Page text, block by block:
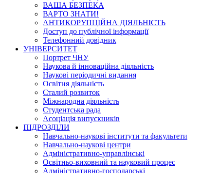
ВАША БЕЗПЕКА
ВАРТО ЗНАТИ!
АНТИКОРУПЦІЙНА ДІЯЛЬНІСТЬ
Доступ до публічної інформації
Телефонний довідник
УНІВЕРСИТЕТ
Портрет ЧНУ
Наукова й інноваційна діяльність
Наукові періодичні видання
Освітня діяльність
Сталий розвиток
Міжнародна діяльність
Студентська рада
Асоціація випускників
ПІДРОЗДІЛИ
Навчально-наукові інститути та факультети
Навчально-наукові центри
Адміністративно-управлінські
Освітньо-виховний та науковий процес
Адміністративно-господарські